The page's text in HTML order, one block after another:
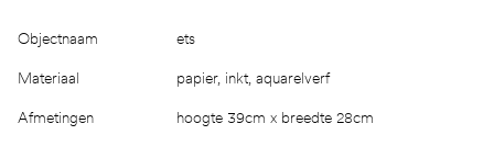
Objectnaam ets
Materiaal papier, inkt, aquarelverf
Afmetingen hoogte 39cm x breedte 28cm